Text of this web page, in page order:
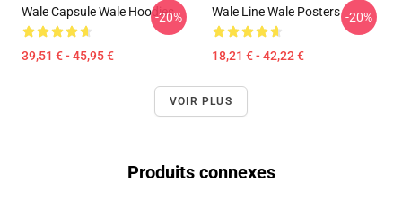
Wale Capsule Wale Hoodies
39,51 € - 45,95 €
-20% Wale Line Wale Posters
18,21 € - 42,22 €
-20%
VOIR PLUS
Produits connexes